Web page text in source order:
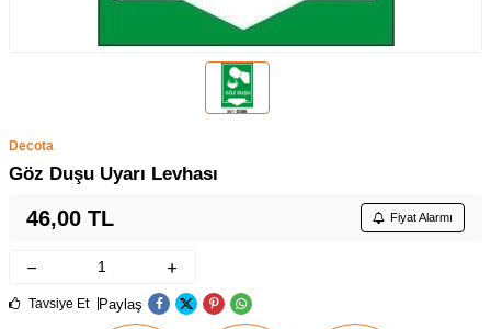
Decota
Göz Duşu Uyarı Levhası
46,00 TL Fiyat Alarmı
Tavsiye Et Paylaş